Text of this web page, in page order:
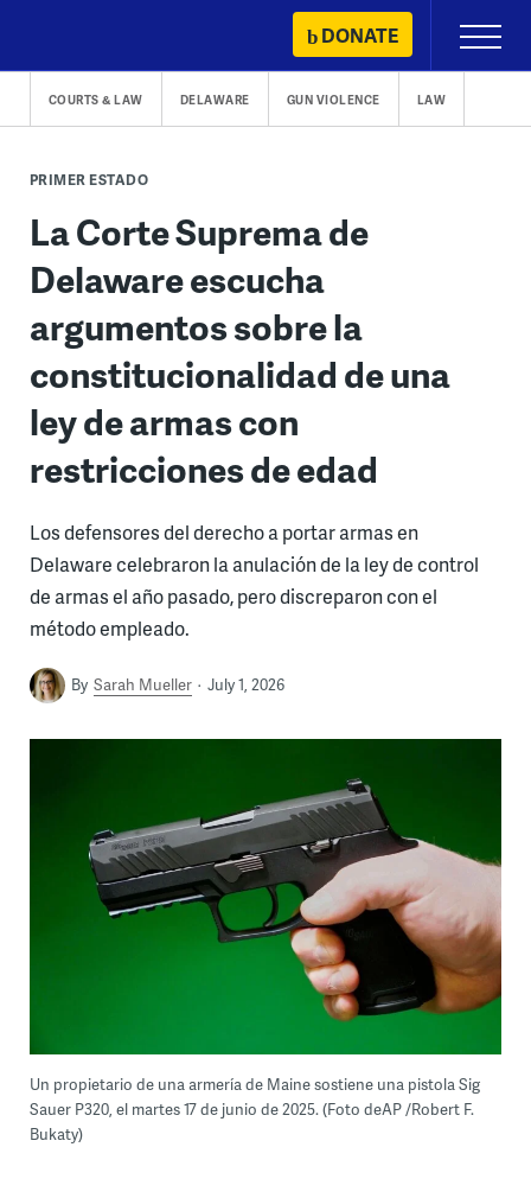
content
DONATE
Primary
Menu
COURTS & LAW DELAWARE GUN VIOLENCE LAW
PRIMER ESTADO
La Corte Suprema de
Delaware escucha
argumentos sobre la
constitucionalidad de una
ley de armas con
restricciones de edad
Los defensores del derecho a portar armas en
Delaware celebraron la anulación de la ley de control
de armas el año pasado, pero discreparon con el
método empleado.
By Sarah Mueller July 1, 2026
Un propietario de una armería de Maine sostiene una pistola Sig
Sauer P320, el martes 17 de junio de 2025. (Foto deAP /Robert F.
Bukaty)